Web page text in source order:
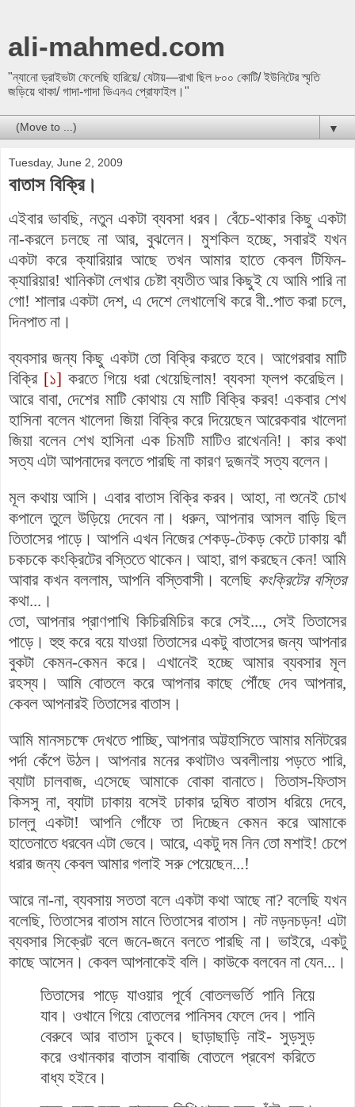
ali-mahmed.com
"ন্যানো ড্রাইভটা ফেলেছি হারিয়ে/ যেটায়—রাখা ছিল ৮০০ কোটি/ ইউনিটের স্মৃতি
জড়িয়ে থাকা/ গাদা-গাদা ডিএনএ প্রোফাইল।"
▼
Tuesday, June 2, 2009
বাতাস বিক্রি।
এইবার ভাবছি, নতুন একটা ব্যবসা ধরব। বেঁচে-থাকার কিছু একটা
না-করলে চলছে না আর, বুঝলেন। মুশকিল হচ্ছে, সবারই যখন
একটা করে ক্যারিয়ার আছে তখন আমার হাতে কেবল টিফিন-
ক্যারিয়ার! খানিকটা লেখার চেষ্টা ব্যতীত আর কিছুই যে আমি পারি না
গো! শালার একটা দেশ, এ দেশে লেখালেখি করে বী..পাত করা চলে,
দিনপাত না।
ব্যবসার জন্য কিছু একটা তো বিক্রি করতে হবে। আগেরবার মাটি
বিক্রি [১] করতে গিয়ে ধরা খেয়েছিলাম! ব্যবসা ফ্লপ করেছিল।
আরে বাবা, দেশের মাটি কোথায় যে মাটি বিক্রি করব! একবার শেখ
হাসিনা বলেন খালেদা জিয়া বিক্রি করে দিয়েছেন আরেকবার খালেদা
জিয়া বলেন শেখ হাসিনা এক চিমটি মাটিও রাখেননি!। কার কথা
সত্য এটা আপনাদের বলতে পারছি না কারণ দুজনই সত্য বলেন।
মূল কথায় আসি। এবার বাতাস বিক্রি করব। আহা, না শুনেই চোখ
কপালে তুলে উড়িয়ে দেবেন না। ধরুন, আপনার আসল বাড়ি ছিল
তিতাসের পাড়ে। আপনি এখন নিজের শেকড়-টেকড় কেটে ঢাকায় ঝাঁ
চকচকে কংক্রিটের বস্তিতে থাকেন। আহা, রাগ করছেন কেন! আমি
আবার কখন বললাম, আপনি বস্তিবাসী। বলেছি কংক্রিটের বস্তির
কথা...।
তো, আপনার প্রাণপাখি কিচিরমিচির করে সেই..., সেই তিতাসের
পাড়ে। হুহু করে বয়ে যাওয়া তিতাসের একটু বাতাসের জন্য আপনার
বুকটা কেমন-কেমন করে। এখানেই হচ্ছে আমার ব্যবসার মূল
রহস্য। আমি বোতলে করে আপনার কাছে পৌঁছে দেব আপনার,
কেবল আপনারই তিতাসের বাতাস।
আমি মানসচক্ষে দেখতে পাচ্ছি, আপনার অট্টহাসিতে আমার মনিটরের
পর্দা কেঁপে উঠল। আপনার মনের কথাটাও অবলীলায় পড়তে পারি,
ব্যাটা চালবাজ, এসেছে আমাকে বোকা বানাতে। তিতাস-ফিতাস
কিসসু না, ব্যাটা ঢাকায় বসেই ঢাকার দুষিত বাতাস ধরিয়ে দেবে,
চাল্লু একটা! আপনি গোঁফে তা দিচ্ছেন কেমন করে আমাকে
হাতেনাতে ধরবেন এটা ভেবে। আরে, একটু দম নিন তো মশাই! চেপে
ধরার জন্য কেবল আমার গলাই সরু পেয়েছেন...!
আরে না-না, ব্যবসায় সততা বলে একটা কথা আছে না? বলেছি যখন
বলেছি, তিতাসের বাতাস মানে তিতাসের বাতাস। নট নড়নচড়ন! এটা
ব্যবসার সিক্রেট বলে জনে-জনে বলতে পারছি না। ভাইরে, একটু
কাছে আসেন। কেবল আপনাকেই বলি। কাউকে বলবেন না যেন...।
তিতাসের পাড়ে যাওয়ার পূর্বে বোতলভর্তি পানি নিয়ে
যাব। ওখানে গিয়ে বোতলের পানিসব ফেলে দেব। পানি
বেরুবে আর বাতাস ঢুকবে। ছাড়াছাড়ি নাই- সুড়সুড়
করে ওখানকার বাতাস বাবাজি বোতলে প্রবেশ করিতে
বাধ্য হইবে।